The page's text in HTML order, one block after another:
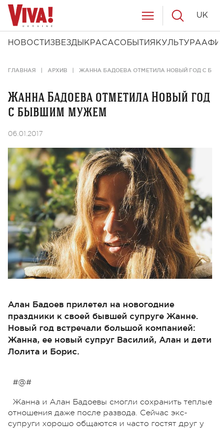
НОВОСТИ ЗВЕЗДЫ КРАСАСОБЫТИЯ КУЛЬТУРА
UK
ГЛАВНАЯ АРХИВ ЖАННА БАДОЕВА ОТМЕТИЛА НОВЫЙ ГОД С
Жанна Бадоева отметила Новый год
с бывшим мужем
06.01.2017
Алан Бадоев прилетел на новогодние
праздники к своей бывшей супруге Жанне.
Новый год встречали большой компанией:
Жанна, ее новый супруг Василий, Алан и дети
Лолита и Борис.
#@#
Жанна и Алан Бадоевы смогли сохранить теплые
отношения даже после развода. Сейчас экс-
супруги хорошо общаются и часто гостят друг у